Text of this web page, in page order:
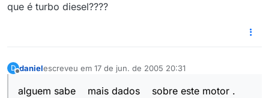
que é turbo diesel????
D danielescreveu em 17 de jun. de 2005 20:31
última edição por
alguem sabe mais dados sobre este motor .